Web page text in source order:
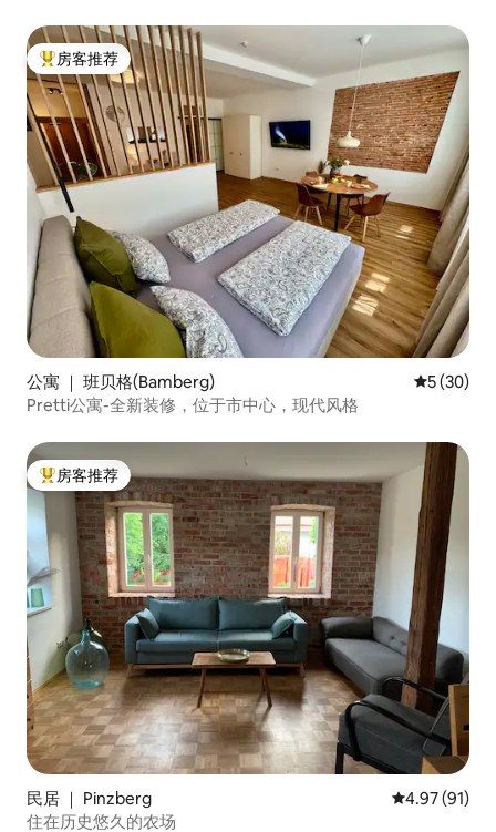
热门「房客推荐」
房客推荐
公寓 ｜ 班贝格(Bamberg) 平均评分
5 (30)
Pretti公寓-全新装修，位于市中心，现代风格
热门「房客推荐」
房客推荐
民居 ｜ Pinzberg 平均评分
4.97 (91)
住在历史悠久的农场